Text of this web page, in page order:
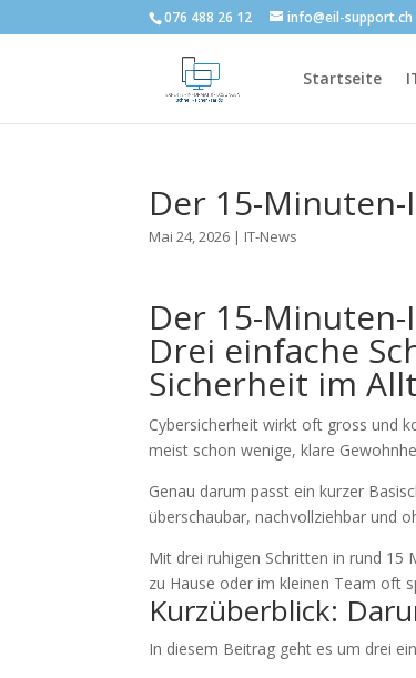
076 488 26 12 info@eil-support.ch
Startseite
Der 15-Minuten-
Mai 24, 2026 | IT-News
Der 15-Minuten-
Drei einfache
Sicherheit im
Cybersicherheit wirkt oft gross und
meist schon wenige, klare
Genau darum passt ein kurzer
überschaubar, nachvollziehbar und
Mit drei ruhigen Schritten in rund 15
zu Hause oder im kleinen Team oft
Kurzüberblick:
In diesem Beitrag geht es um drei